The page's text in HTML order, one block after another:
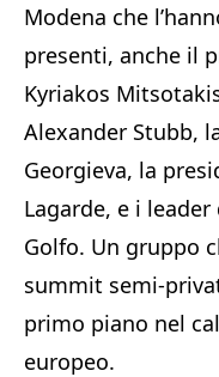
Modena che
presenti, anche il
Kyriakos
Alexander Stubb,
Georgieva, la
Lagarde, e i
Golfo. Un gruppo
summit semi-
primo piano nel
europeo.